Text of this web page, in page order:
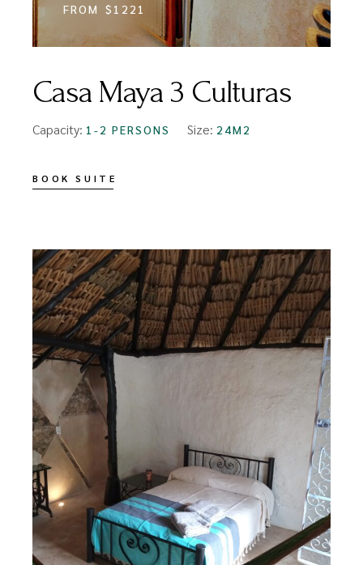
FROM $1221
Casa Maya 3 Culturas
Capacity: 1-2 PERSONS Size: 24M2
BOOK SUITE